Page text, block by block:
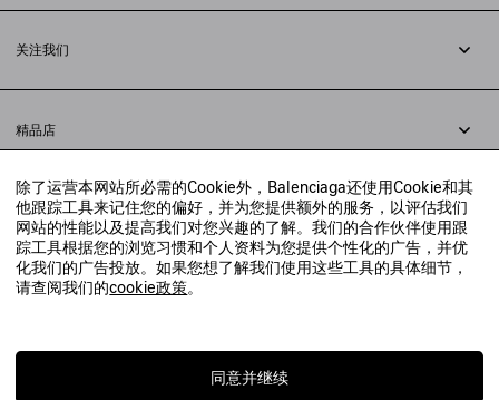
除了运营本网站所必需的Cookie外，Balenciaga还使用Cookie和其
他跟踪工具来记住您的偏好，并为您提供额外的服务，以评估我们
网站的性能以及提高我们对您兴趣的了解。我们的合作伙伴使用跟
踪工具根据您的浏览习惯和个人资料为您提供个性化的广告，并优
化我们的广告投放。如果您想了解我们使用这些工具的具体细节，
请查阅我们的cookie政策。
同意并继续
支付
常见问题解答
法律问题
联合国世界粮食计划署
举报平台
关注我们
小红书
精品店
寻找附近的精品店
实时聊天客服
发送邮件
我们将在24小时内给予回复
联系我们：400-610-6018
© 2020 巴黎世家贸易（上海）有限公司